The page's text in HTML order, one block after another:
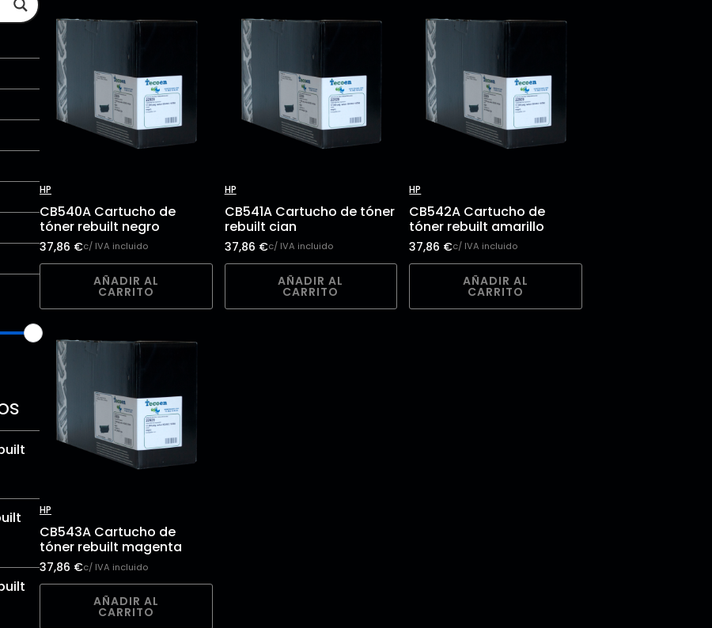
HP
CB540A Cartucho de
tóner rebuilt negro
37,86 €c/ IVA incluido
AÑADIR AL
CARRITO
HP
CB541A Cartucho de tóner
rebuilt cian
37,86 €c/ IVA incluido
AÑADIR AL
CARRITO
HP
CB542A Cartucho de
tóner rebuilt amarillo
37,86 €c/ IVA incluido
AÑADIR AL
CARRITO
HP
CB543A Cartucho de
tóner rebuilt magenta
37,86 €c/ IVA incluido
AÑADIR AL
CARRITO